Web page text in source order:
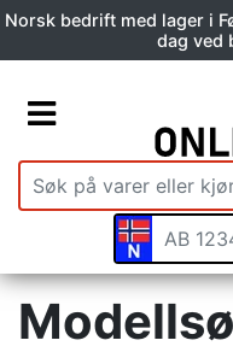
Norsk bedrift med lager i
dag ved